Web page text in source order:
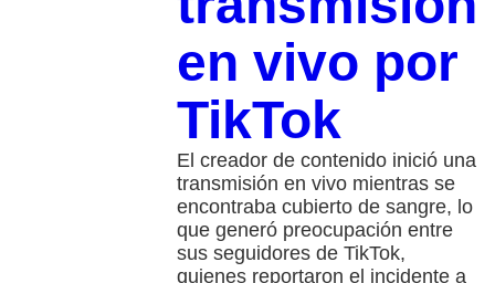
en vivo por
TikTok
El creador de contenido inició una
transmisión en vivo mientras se
encontraba cubierto de sangre, lo
que generó preocupación entre
sus seguidores de TikTok,
quienes reportaron el incidente a